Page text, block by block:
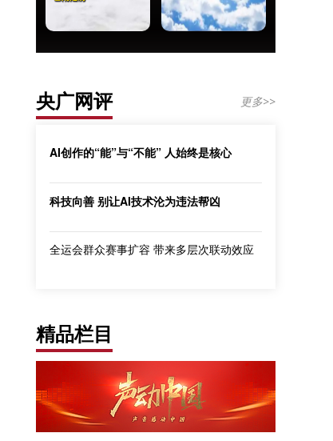
央广网评 更多>>
AI创作的“能”与“不能” 人始终是核心
科技向善 别让AI技术沦为违法帮凶
全运会群众赛事扩容 带来多层次联动效应
精品栏目